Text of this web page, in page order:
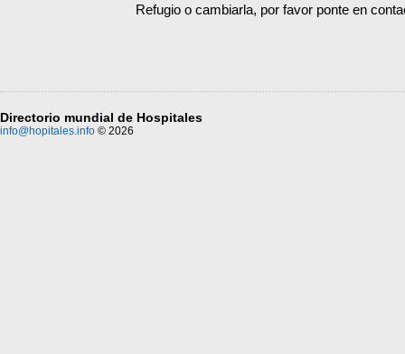
Refugio o cambiarla, por favor ponte en
Directorio mundial de Hospitales
info@hopitales.info © 2026